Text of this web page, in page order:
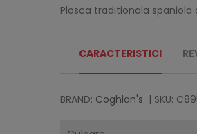
Plosca traditionala
CARACTERISTICI
BRAND: Coghlan's | SKU: